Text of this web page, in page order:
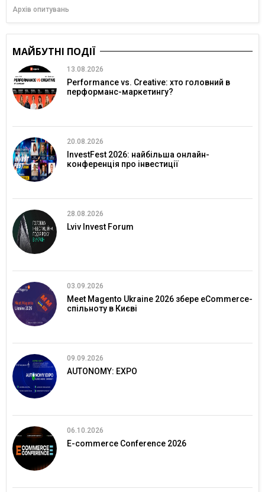
Архів опитувань
МАЙБУТНІ ПОДІЇ
13.08.2026
Performance vs. Creative: хто головний в
перформанс-маркетингу?
20.08.2026
InvestFest 2026: найбільша онлайн-
конференція про інвестиції
28.08.2026
Lviv Invest Forum
03.09.2026
Meet Magento Ukraine 2026 збере eCommerce-
спільноту в Києві
09.09.2026
AUTONOMY: EXPO
06.10.2026
E-commerce Conference 2026